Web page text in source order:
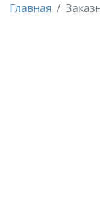
Главная